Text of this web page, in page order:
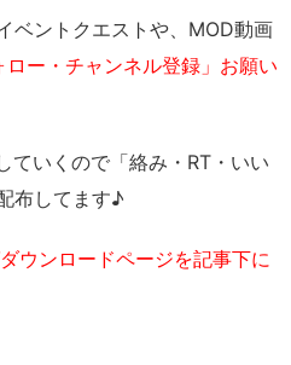
ベントクエストや、MOD動画
ロー・チャンネル登録」お願い
いくので「絡み・RT・いい
布してます♪
ウンロードページを記事下に